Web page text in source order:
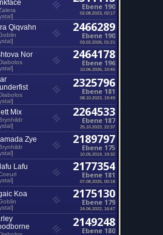
Ebene 190
02.08.2023, 02:17
Qiqvahn 2466289
Ebene 190
03.02.2026, 01:21
Nor 2464178
Ebene 196
10.06.2026, 10:45
2325796
Ebene 181
08.10.2023, 19:49
Mix 2264533
Ebene 187
25.10.2023, 22:37
Zye 2189797
Ebene 175
10.05.2019, 19:32
Lafu 2177354
Ebene 181
07.08.2025, 00:18
Koa 2175130
Ebene 179
24.06.2022, 16:47
2149248
Ebene 180